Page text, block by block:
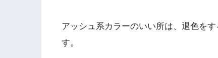
アッシュ系カラーのいい所は、退色を
す。